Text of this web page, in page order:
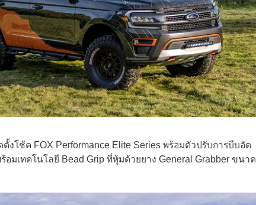
งโช้ค FOX Performance Elite Series พร้อมตัวปรับการบีบอัด
มเทคโนโลยี Bead Grip ที่หุ้มด้วยยาง General Grabber ขนาด